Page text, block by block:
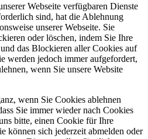
Webseite verfügbaren Dienste
sind, hat die Ablehnung
unserer Webseite. Sie
oder löschen, indem Sie Ihre
das Blockieren aller Cookies auf
werden jedoch immer aufgefordert,
wenn Sie unsere Website
wenn Sie Cookies ablehnen
Sie immer wieder nach Cookies
bitte, einen Cookie für Ihre
können sich jederzeit abmelden oder